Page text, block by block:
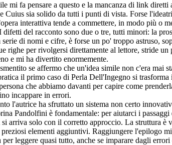
mi fa pensare a questo e la mancanza di link
Cuius sia solido da tutti i punti di vista. Forse
interattiva tende a commettere, in modo più o
del racconto sono due o tre, tutti minori: la
di nomi e cifre, è forse un po' troppo astruso,
per rivolgersi direttamente al lettore, stride un
e mi ha divertito enormemente.
se affermo che un'idea simile non c'era mai
il primo caso di Perla Dell'Ingegno si trasforma
che abbiamo davanti per capire come
incappare in errori.
l'autrice ha sfruttato un sistema non certo
Pandolfini è fondamentale: per aiutarci i
arriva solo con il corretto approccio. La struttura è
elementi aggiuntivi. Raggiungere l'epilogo
leggere quasi tutto, anche se imparare dagli